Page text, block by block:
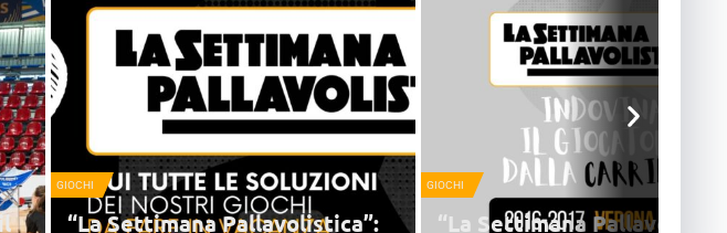
GIOCHI
“La Settimana Pallavolistica”:
GIOCHI
“La Settimana